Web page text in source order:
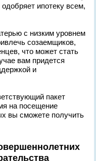
ипотеку всем,
с низким уровнем
созаемщиков,
что может стать
вам придется
и
пакет
на посещение
вы сможете получить